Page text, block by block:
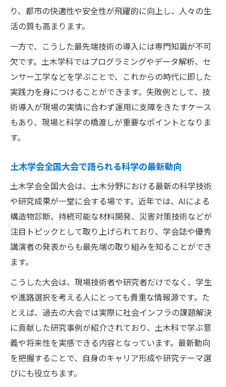
り、都市の快適性や安全性が飛躍的に向上し、人々の生
活の質も高まります。
一方で、こうした最先端技術の導入には専門知識が不可
欠です。土木学科ではプログラミングやデータ解析、セ
ンサー工学などを学ぶことで、これからの時代に即した
実践力を身につけることができます。失敗例として、技
術導入が現場の実情に合わず運用に支障をきたすケース
もあり、現場と科学の橋渡しが重要なポイントとなりま
す。
土木学会全国大会で語られる科学の最新動向
土木学会全国大会は、土木分野における最新の科学技術
や研究成果が一堂に会する場です。近年では、AIによる
構造物診断、持続可能な材料開発、災害対策技術などが
注目トピックとして取り上げられており、学会誌や優秀
講演者の発表からも最先端の取り組みを知ることができ
ます。
こうした大会は、現場技術者や研究者だけでなく、学生
や進路選択を考える人にとっても貴重な情報源です。た
とえば、過去の大会では実際に社会インフラの課題解決
に貢献した研究事例が紹介されており、土木科で学ぶ意
義や将来性を実感できる内容となっています。最新動向
を把握することで、自身のキャリア形成や研究テーマ選
びにも役立ちます。